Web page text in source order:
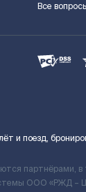
Все
и поезд,
партнёрами, в
ООО «РЖД –